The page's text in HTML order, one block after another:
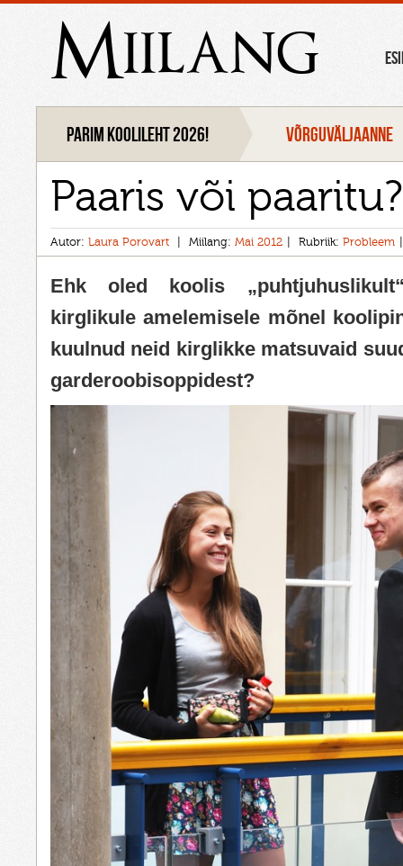
Miilang
Parim koolileht 2026! VÕRGUVÄLJAANNE
Paaris või paaritu?
Autor: Laura Porovart Miilang: Mai 2012 Rubriik: Probleem
Ehk oled koolis
kirglikule amelemisele mõnel
kuulnud neid kirglikke matsuvaid
garderoobisoppidest?